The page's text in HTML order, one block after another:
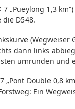
„Pueylong 1,3
die D548.
(Wegweiser
dann links
umrunden und
„Pont Double 0,8
Ein